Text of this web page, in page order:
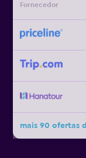
Fornecedor
mais 90 ofertas